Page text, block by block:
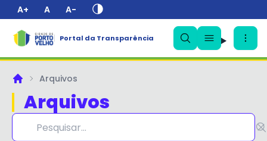
A+ A A-
Portal da Transparência
PrincipalArquivos
Arquivos
✕